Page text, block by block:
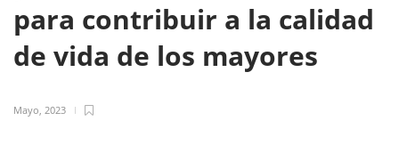
para contribuir a la calidad
de vida de los mayores
Mayo, 2023